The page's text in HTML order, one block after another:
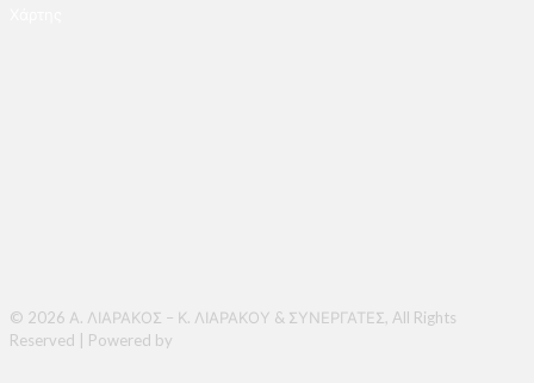
© 2026 Α. ΛΙΑΡΑΚΟΣ – Κ. ΛΙΑΡΑΚΟΥ & ΣΥΝΕΡΓΑΤΕΣ, All Rights
Reserved | Powered by